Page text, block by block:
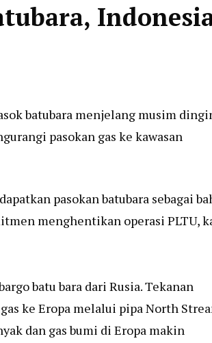
batubara menjelang musim
pasokan gas ke kawasan
pasokan batubara sebagai
menghentikan operasi PLTU,
batu bara dari Rusia. Tekanan
ke Eropa melalui pipa North
dan gas bumi di Eropa makin